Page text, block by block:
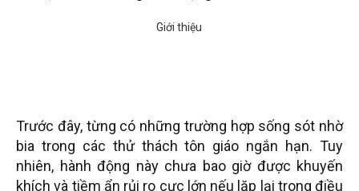
Trước đây, từng có những trường hợp sống sót nhờ
bia trong các thử thách tôn giáo ngắn hạn. Tuy
nhiên, hành động này chưa bao giờ được khuyến
khích và tiềm ẩn rủi ro cực lớn nếu lặp lại trong điều